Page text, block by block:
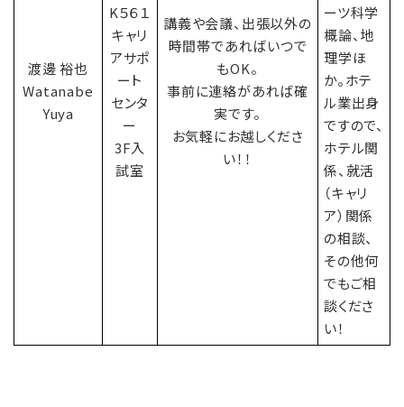
渡邊 裕也
Watanabe
Yuya
K５６１
キャリ
アサポ
ート
センタ
ー
3F入
試室
講義や会議、出張以外の
時間帯であればいつで
もOK。
事前に連絡があれば確
実です。
お気軽にお越しくださ
い！！
ーツ科学
概論、地
理学ほ
か。ホテ
ル業出身
ですので、
ホテル関
係、就活
（キャリ
ア）関係
の相談、
その他何
でもご相
談くださ
い！